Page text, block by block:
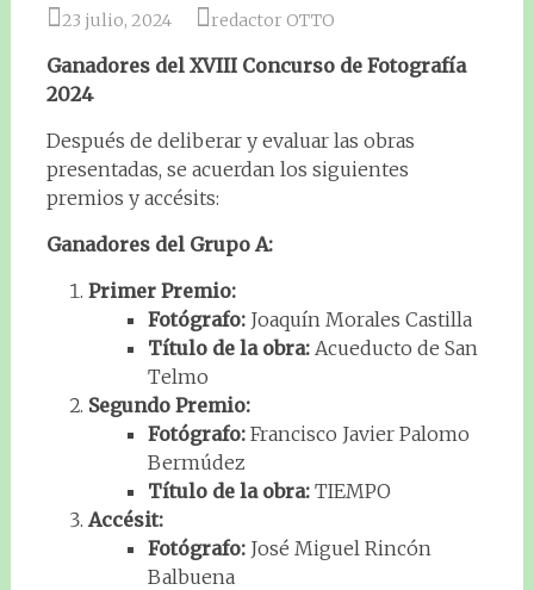
23 julio, 2024 redactor OTTO
Ganadores del XVIII Concurso de Fotografía
2024
Después de deliberar y evaluar las obras
presentadas, se acuerdan los siguientes
premios y accésits:
Ganadores del Grupo A:
Primer Premio:
Fotógrafo:Joaquín Morales Castilla
Título de la obra:Acueducto de San
Telmo
Segundo Premio:
Fotógrafo:Francisco Javier Palomo
Bermúdez
Título de la obra:TIEMPO
Accésit:
Fotógrafo:José Miguel Rincón
Balbuena